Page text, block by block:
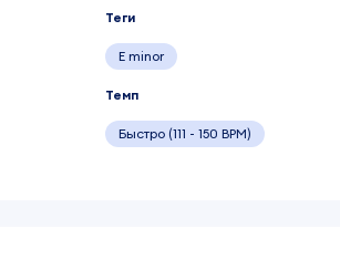
Теги
E minor
Темп
Быстро (111 - 150 BPM)